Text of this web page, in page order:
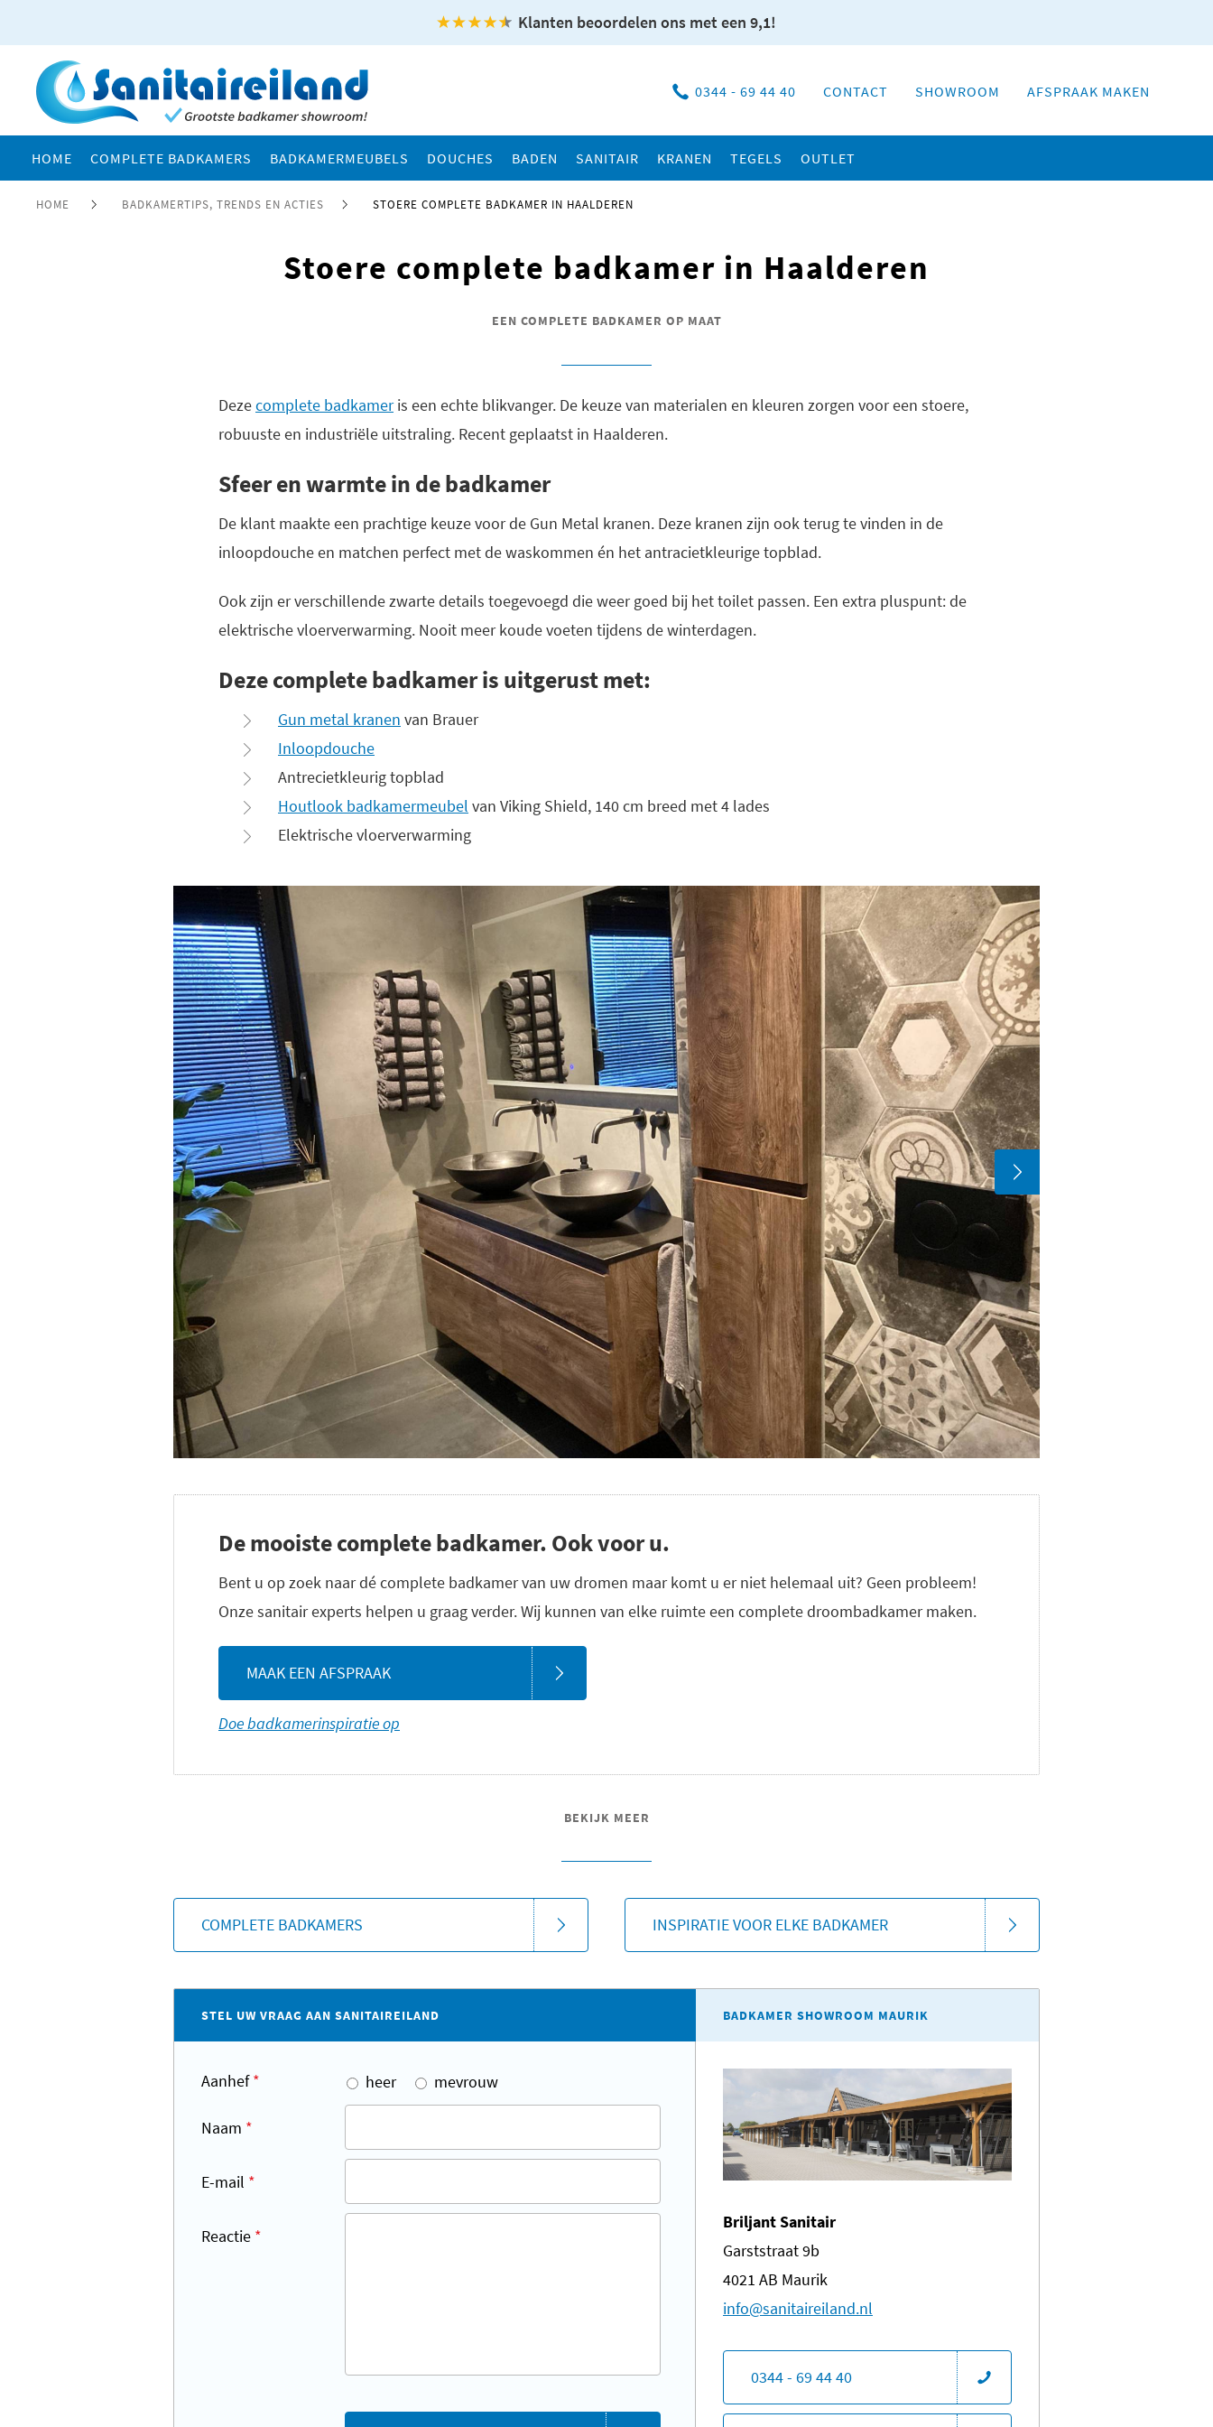
Klanten beoordelen ons met een 9,1!
0344 - 69 44 40 CONTACT SHOWROOM AFSPRAAK MAKEN
HOME COMPLETE BADKAMERS BADKAMERMEUBELS DOUCHES BADEN SANITAIR KRANEN TEGELS OUTLET
HOME BADKAMERTIPS, TRENDS EN ACTIES STOERE COMPLETE BADKAMER IN HAALDEREN
Stoere complete badkamer in Haalderen
EEN COMPLETE BADKAMER OP MAAT
Dezecomplete badkameris een echte blikvanger. De keuze van materialen en kleuren zorgen voor een stoere,
robuuste en industriële uitstraling. Recent geplaatst in Haalderen.
Sfeer en warmte in de badkamer
De klant maakte een prachtige keuze voor de Gun Metal kranen. Deze kranen zijn ook terug te vinden in de
inloopdouche en matchen perfect met de waskommen én het antracietkleurige topblad.
Ook zijn er verschillende zwarte details toegevoegd die weer goed bij het toilet passen. Een extra pluspunt: de
elektrische vloerverwarming. Nooit meer koude voeten tijdens de winterdagen.
Deze complete badkamer is uitgerust met:
Gun metal kranen van Brauer
Inloopdouche
Antrecietkleurig topblad
Houtlook badkamermeubel van Viking Shield, 140 cm breed met 4 lades
Elektrische vloerverwarming
De mooiste complete badkamer. Ook voor u.
Bent u op zoek naar dé complete badkamer van uw dromen maar komt u er niet helemaal uit? Geen probleem!
Onze sanitair experts helpen u graag verder. Wij kunnen van elke ruimte een complete droombadkamer maken.
MAAK EEN AFSPRAAK
Doe badkamerinspiratie op
BEKIJK MEER
COMPLETE BADKAMERS INSPIRATIE VOOR ELKE BADKAMER
STEL UW VRAAG AAN SANITAIREILAND
Aanhef* heer mevrouw
Naam *
E-mail *
Reactie *
BADKAMER SHOWROOM MAURIK
Briljant Sanitair
Garststraat 9b
4021 AB Maurik
​info@sanitaireiland.nl
0344 - 69 44 40